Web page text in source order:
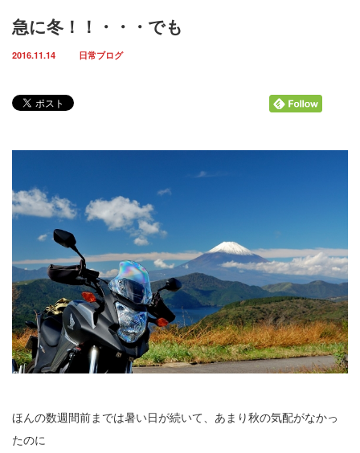
急に冬！！・・・でも
2016.11.14 日常ブログ
ほんの数週間前までは暑い日が続いて、あまり秋の気配がなかっ
たのに
お知らせ
スタッフ紹介
店舗案内